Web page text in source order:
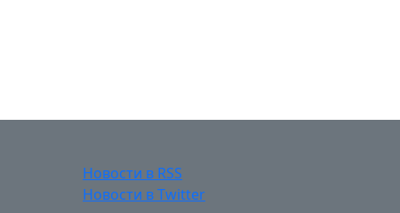
Новости в RSS
Новости в Twitter